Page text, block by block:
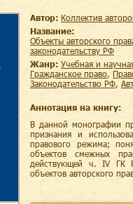
Автор:
Коллектив
Название:
Объекты авторского права и смежных прав и их правовой режим по гражданскому
законодательству РФ
Жанр:
учебная и
гражданское право,
законодательство РФ,
Аннотация на книгу:
В данной монографии
признания и
правового режима;
объектов смежных
действующей ч. IV ГК
объектов авторского